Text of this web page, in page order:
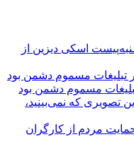
پیست اسکی دیزین از
مسموم دشمن بود
️این تصویری که نمی‌بینید،
مردم از کارگران